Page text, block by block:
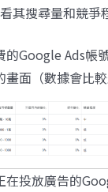
其搜尋量和競爭
的Google Ads帳
畫面（數據會比較
在投放廣告的